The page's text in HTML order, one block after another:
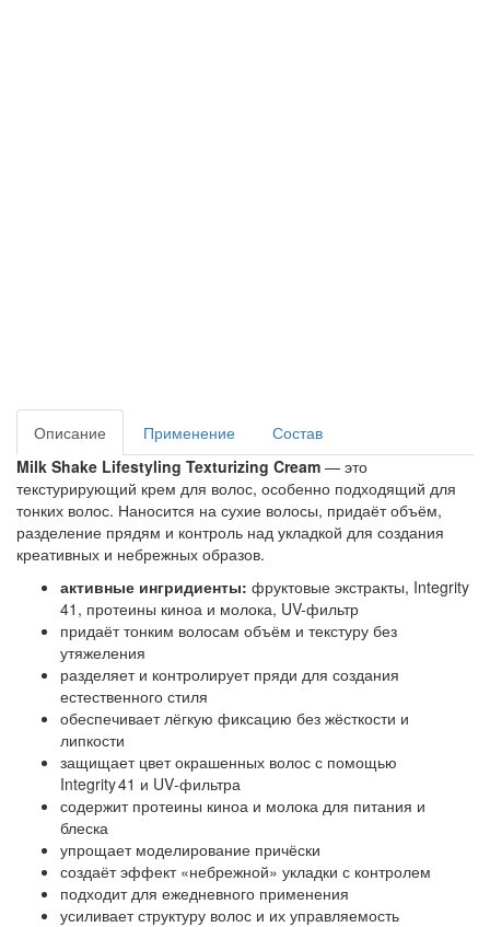
Описание Применение
Состав
Milk Shake Lifestyling Texturizing Cream — это
текстурирующий крем для волос, особенно подходящий для
тонких волос. Наносится на сухие волосы, придаёт объём,
разделение прядям и контроль над укладкой для создания
креативных и небрежных образов.
активные ингридиенты: фруктовые экстракты, Integrity
41, протеины киноа и молока, UV-фильтр
придаёт тонким волосам объём и текстуру без
утяжеления
разделяет и контролирует пряди для создания
естественного стиля
обеспечивает лёгкую фиксацию без жёсткости и
липкости
защищает цвет окрашенных волос с помощью
Integrity 41 и UV‑фильтра
содержит протеины киноа и молока для питания и
блеска
упрощает моделирование причёски
создаёт эффект «небрежной» укладки с контролем
подходит для ежедневного применения
усиливает структуру волос и их управляемость